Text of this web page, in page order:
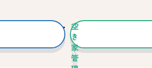
空
き
家
管